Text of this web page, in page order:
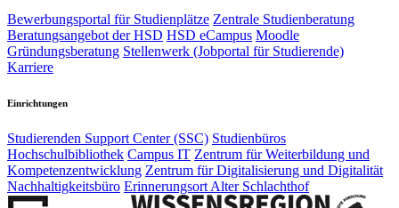
Bewerbungsportal für Studienplätze Zentrale Studienberatung
Beratungsangebot der HSD HSD eCampus Moodle
Gründungsberatung Stellenwerk (Jobportal für Studierende)
Karriere
Einrichtungen
Studierenden Support Center (SSC) Studienbüros
Hochschulbibliothek Campus IT Zentrum für Weiterbildung und
Kompetenzentwicklung Zentrum für Digitalisierung und Digitalität
Nachhaltigkeitsbüro Erinnerungsort Alter Schlachthof